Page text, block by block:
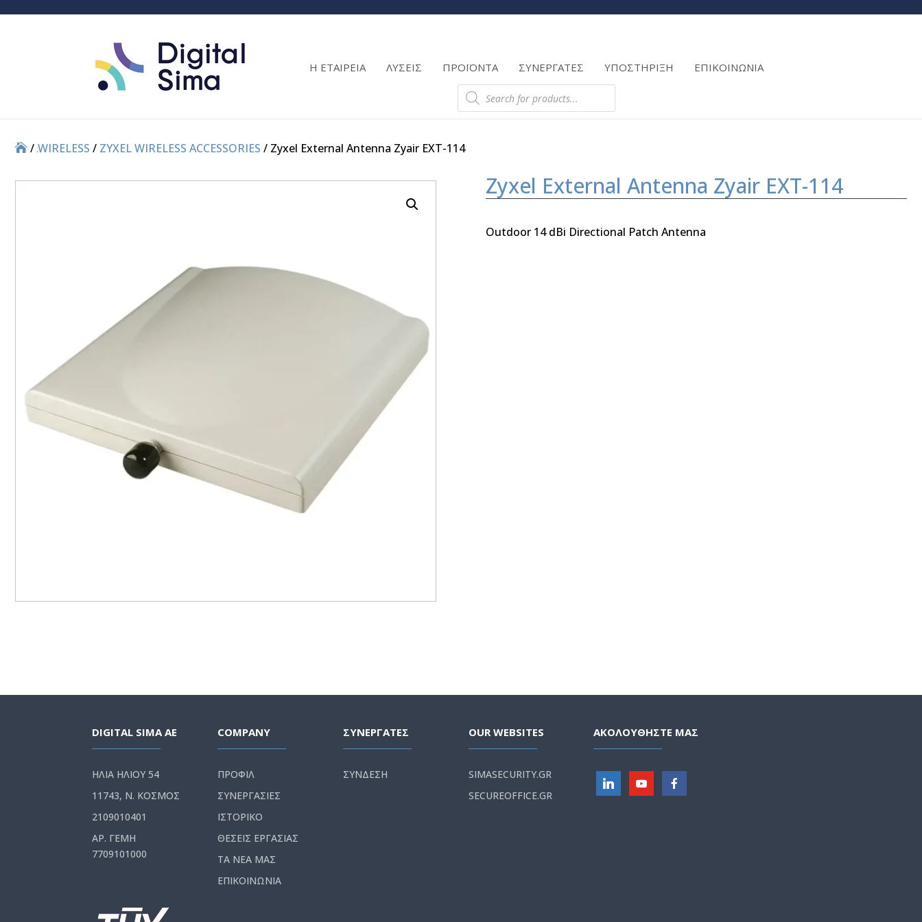
Η ΕΤΑΙΡΕΙΑ ΛΥΣΕΙΣ ΠΡΟΪΟΝΤΑ ΣΥΝΕΡΓΑΤΕΣ ΥΠΟΣΤΗΡΙΞΗ ΕΠΙΚΟΙΝΩΝΙΑ
Products
search
Products
//
WIRELESS / ZYXEL WIRELESS ACCESSORIES / Zyxel External Antenna Zyair EXT-114
Zyxel External Antenna Zyair EXT-114
Outdoor 14 dBi Directional Patch Antenna
DIGITAL SIMA AE
ΗΛΙΑ ΗΛΙΟΥ 54
11743, Ν. ΚΟΣΜΟΣ
2109010401
ΑΡ. ΓΕΜΗ
7709101000
COMPANY
ΠΡΟΦΙΛ
ΣΥΝΕΡΓΑΣΙΕΣ
ΙΣΤΟΡΙΚΟ
ΘΕΣΕΙΣ ΕΡΓΑΣΙΑΣ
ΤΑ ΝΕΑ ΜΑΣ
ΕΠΙΚΟΙΝΩΝΙΑ
ΣΥΝΕΡΓΑΤΕΣ
ΣΥΝΔΕΣΗ
OUR WEBSITES
SIMASECURITY.GR
SECUREOFFICE.GR
ΑΚΟΛΟΥΘΗΣΤΕ ΜΑΣ